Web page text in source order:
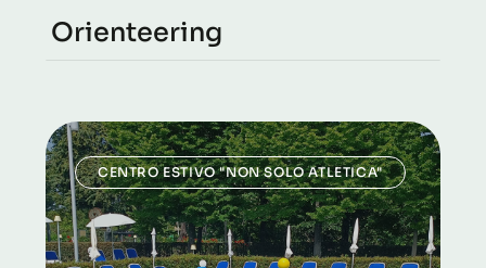
Orienteering
CENTRO ESTIVO "NON SOLO ATLETICA"